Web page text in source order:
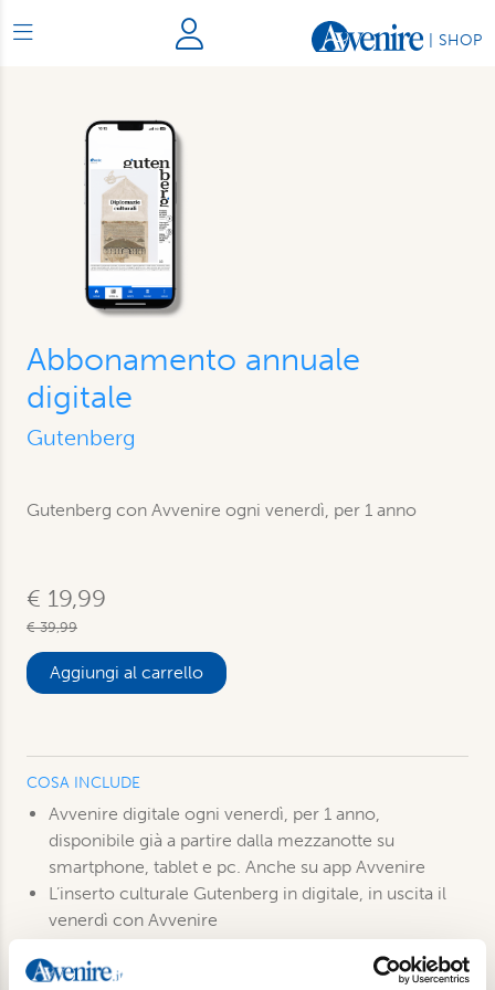
SHOP
Abbonamento annuale
digitale
Gutenberg
Gutenberg con Avvenire ogni venerdì, per 1 anno
€ 19,99
€ 39,99
Aggiungi al carrello
COSA INCLUDE
Avvenire digitale ogni venerdì, per 1 anno,
disponibile già a partire dalla mezzanotte su
smartphone, tablet e pc. Anche su app Avvenire
L’inserto culturale Gutenberg in digitale, in uscita il
venerdì con Avvenire
Accesso a tutti i podcast e alle newsletter settimanali
tematiche di Avvenire